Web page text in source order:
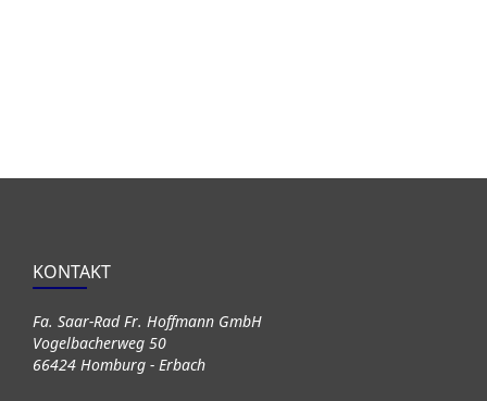
KONTAKT
Fa. Saar-Rad Fr. Hoffmann GmbH
Vogelbacherweg 50
66424 Homburg - Erbach